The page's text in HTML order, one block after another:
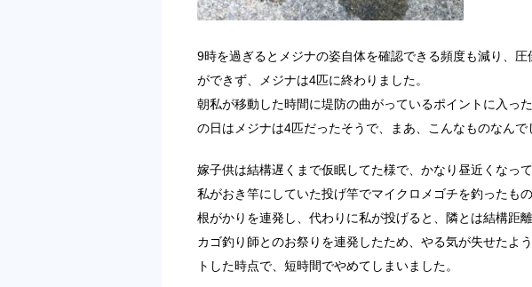
9時を過ぎるとメジナの姿自体を確認できる頻度も減り、
ができず、メジナは4匹に終わりました。
朝私が移動した時間に堤防の曲がっているポイントに入っ
の日はメジナは4匹だったそうで、まあ、こんなものなんで
嫁子供は結構遅くまで仮眠してた様で、かなり昼近くなっ
私がおき竿にしていた投げ竿でマイクロメゴチを釣ったも
根がかりを連発し、代わりに私が投げると、隣とは結構距
カゴ釣り師とのお祭りを連発したため、やる気が失せたよ
トした時点で、短時間でやめてしまいました。